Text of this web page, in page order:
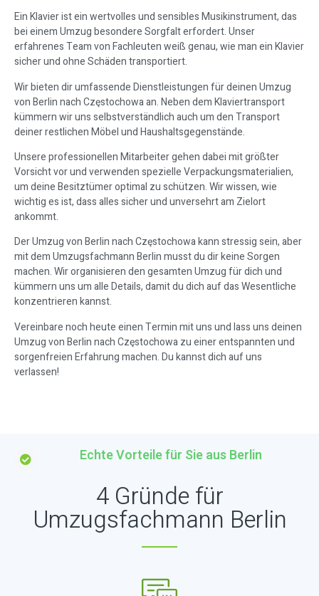
Ein Klavier ist ein wertvolles und sensibles Musikinstrument, das
bei einem Umzug besondere Sorgfalt erfordert. Unser
erfahrenes Team von Fachleuten weiß genau, wie man ein Klavier
sicher und ohne Schäden transportiert.
Wir bieten dir umfassende Dienstleistungen für deinen Umzug
von Berlin nach Częstochowa an. Neben dem Klaviertransport
kümmern wir uns selbstverständlich auch um den Transport
deiner restlichen Möbel und Haushaltsgegenstände.
Unsere professionellen Mitarbeiter gehen dabei mit größter
Vorsicht vor und verwenden spezielle Verpackungsmaterialien,
um deine Besitztümer optimal zu schützen. Wir wissen, wie
wichtig es ist, dass alles sicher und unversehrt am Zielort
ankommt.
Der Umzug von Berlin nach Częstochowa kann stressig sein, aber
mit dem Umzugsfachmann Berlin musst du dir keine Sorgen
machen. Wir organisieren den gesamten Umzug für dich und
kümmern uns um alle Details, damit du dich auf das Wesentliche
konzentrieren kannst.
Vereinbare noch heute einen Termin mit uns und lass uns deinen
Umzug von Berlin nach Częstochowa zu einer entspannten und
sorgenfreien Erfahrung machen. Du kannst dich auf uns
verlassen!
Echte Vorteile für Sie aus Berlin
4 Gründe für
Umzugsfachmann Berlin